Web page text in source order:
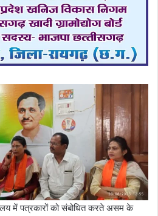
में पत्रकारों को संबोधित करते असम के